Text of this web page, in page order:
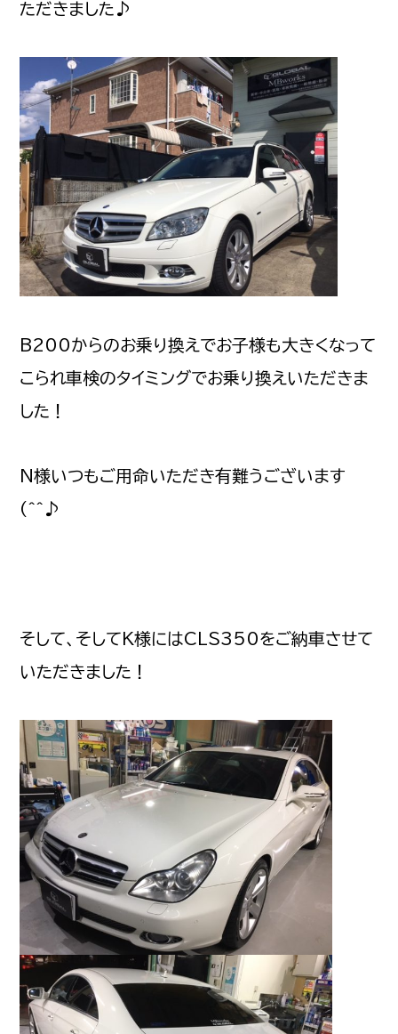
ただきました♪
B200からのお乗り換えでお子様も大きくなって
こられ車検のタイミングでお乗り換えいただきま
した！
N様いつもご用命いただき有難うございます
(^^♪
そして、そしてK様にはCLS350をご納車させて
いただきました！